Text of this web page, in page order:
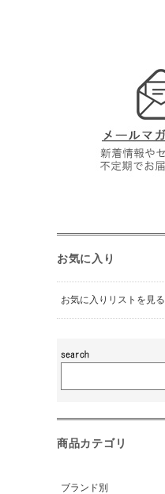
お気に入り
お気に入りリストを見る
商品カテゴリ
ブランド別